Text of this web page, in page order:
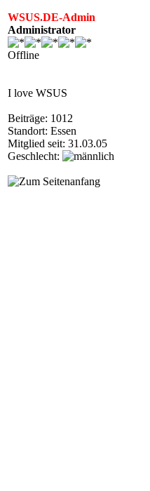
WSUS.DE-Admin
Administrator
Offline
I love WSUS
Beiträge: 1012
Standort: Essen
Mitglied seit: 31.03.05
Geschlecht: